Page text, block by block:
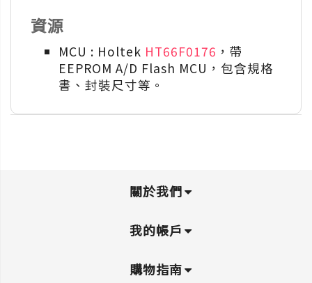
資源
MCU : Holtek HT66F0176 ，帶
EEPROM A/D Flash MCU，包含規格
書、封裝尺寸等。
關於我們
我的帳戶
購物指南